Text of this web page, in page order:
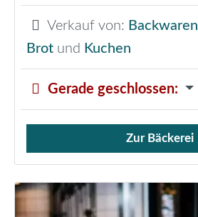
Verkauf von: Backwaren
Brot und Kuchen
Gerade geschlossen:
Verkauf von Brötchen,
Zur Bäckerei